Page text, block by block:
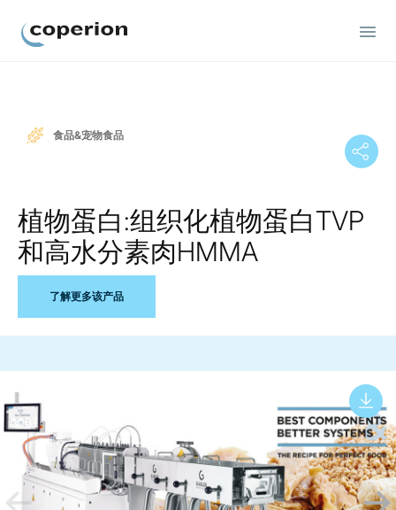
食品&宠物食品
植物蛋白:组织化植物蛋白TVP
和高水分素肉HMMA
了解更多该产品